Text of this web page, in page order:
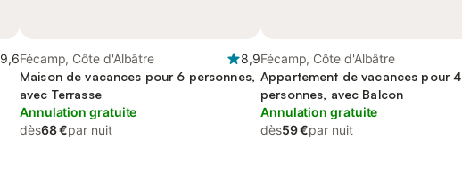
9,6Fécamp, Côte d'Albâtre
8,9
Maison de vacances pour 6 personnes,
avec Terrasse
Annulation gratuite
dès68 €par nuit
Fécamp, Côte d'Albâtre
Appartement de vacances pour 4
personnes, avec Balcon
Annulation gratuite
dès59 €par nuit